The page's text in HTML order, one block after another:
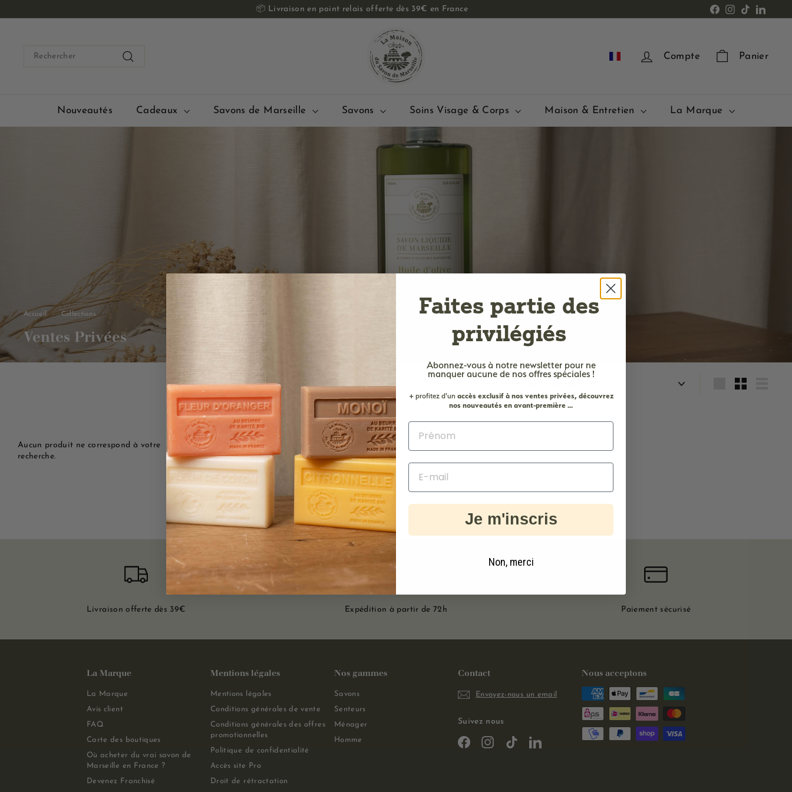
au
Diaporama
Pause
📦 Livraison en point relais offerte dès 39€ en France FacebookInstagram
TikTok
Search
L
a
M
a
o
n
u
S
n
d
e
l
l
e
Compte Panier
Nouveautés Cadeaux Savons de Marseille Savons Soins Visage & Corps Maison & Entretien La Marque
Accueil / Collections /
Ventes Privées
Appliquer
Aucun produit ne correspond à votre
recherche.
Livraison offerte dès 39€ Expédition à partir de 72h Paiement sécurisé
La Marque
La Marque
Avis client
FAQ
Carte des boutiques
Où acheter du vrai savon de
Marseille en France ?
Devenez Franchisé
Mentions légales
Mentions légales
Conditions générales de vente
Conditions générales des offres
promotionnelles
Politique de confidentialité
Accès site Pro
Droit de rétractation
Nos gammes
Savons
Senteurs
Ménager
Homme
Contact
Envoyez-nous un email
Suivez nous
FacebookInstagram
TikTokLinkedIn
Nous acceptons
Faites partie des
privilégiés
Abonnez-vous à notre newsletter pour ne
manquer aucune de nos offres spéciales !
+ profitez d'un accès exclusif à nos ventes privées, découvrez
nos nouveautés en avant-première ...
Je m'inscris
Non, merci